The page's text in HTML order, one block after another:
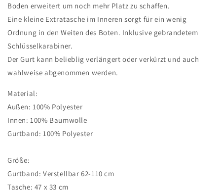
Boden erweitert um noch mehr Platz zu schaffen.
Eine kleine Extratasche im Inneren sorgt für ein wenig
Ordnung in den Weiten des Boten. Inklusive gebrandetem
Schlüsselkarabiner.
Der Gurt kann belieblig verlängert oder verkürzt und auch
wahlweise abgenommen werden.
Material:
Außen: 100% Polyester
Innen: 100% Baumwolle
Gurtband: 100% Polyester
Größe:
Gurtband: Verstellbar 62-110 cm
Tasche: 47 x 33 cm